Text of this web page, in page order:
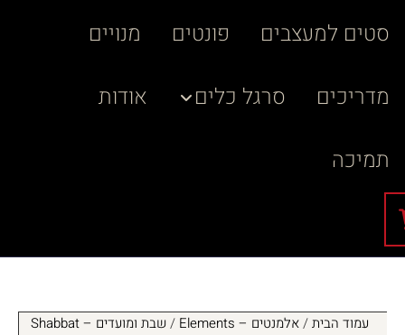
סטים למעצבים
פונטים
מנויים
מדריכים
סרגל כלים
אודות
תמיכה
עמוד הבית/אלמנטים – Elements /
שבת ומועדים – Shabbat